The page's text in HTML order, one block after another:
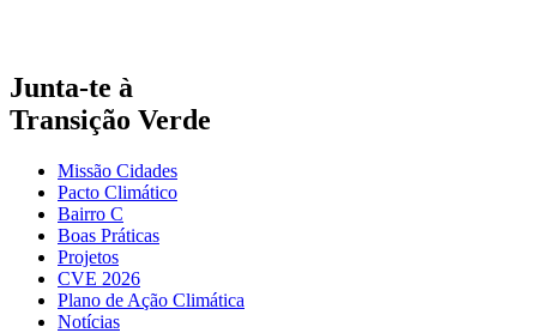
Junta-te à
Transição Verde
Missão Cidades
Pacto Climático
Bairro C
Boas Práticas
Projetos
CVE 2026
Plano de Ação Climática
Notícias